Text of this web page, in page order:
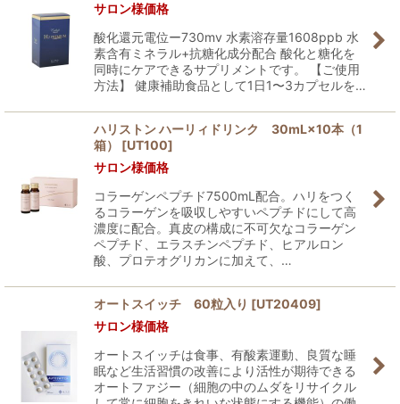
並び順:
絞り込む
サロン様価格
酸化還元電位ー730mv 水素溶存量1608ppb 水
素含有ミネラル+抗糖化成分配合 酸化と糖化を
同時にケアできるサプリメントです。 【ご使用
方法】 健康補助食品として1日1〜3カプセルを…
ハリストン ハーリィドリンク 30mL×10本（1
箱）
[UT100]
サロン様価格
コラーゲンペプチド7500mL配合。ハリをつく
るコラーゲンを吸収しやすいペプチドにして高
濃度に配合。真皮の構成に不可欠なコラーゲン
ペプチド、エラスチンペプチド、ヒアルロン
酸、プロテオグリカンに加えて、…
オートスイッチ 60粒入り [UT20409]
サロン様価格
オートスイッチは食事、有酸素運動、良質な睡
眠など生活習慣の改善により活性が期待できる
オートファジー（細胞の中のムダをリサイクル